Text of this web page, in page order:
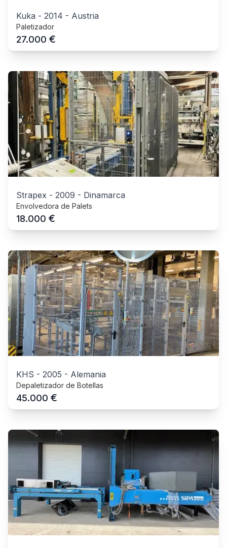
Kuka - 2014 - Austria
Paletizador
27.000 €
Strapex - 2009 - Dinamarca
Envolvedora de Palets
18.000 €
KHS - 2005 - Alemania
Depaletizador de Botellas
45.000 €